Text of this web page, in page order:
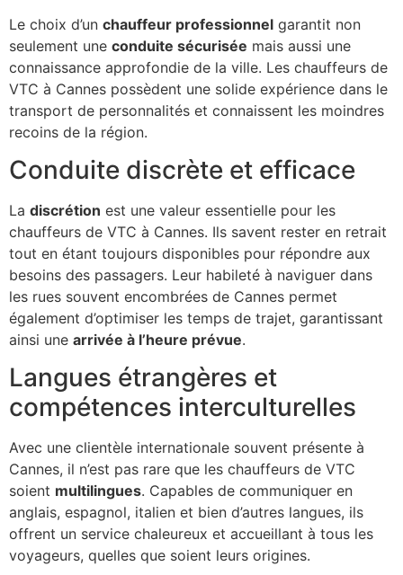
Le choix d’un chauffeur professionnel garantit non
seulement une conduite sécurisée mais aussi une
connaissance approfondie de la ville. Les chauffeurs de
VTC à Cannes possèdent une solide expérience dans le
transport de personnalités et connaissent les moindres
recoins de la région.
Conduite discrète et efficace
La discrétion est une valeur essentielle pour les
chauffeurs de VTC à Cannes. Ils savent rester en retrait
tout en étant toujours disponibles pour répondre aux
besoins des passagers. Leur habileté à naviguer dans
les rues souvent encombrées de Cannes permet
également d’optimiser les temps de trajet, garantissant
ainsi une arrivée à l’heure prévue.
Langues étrangères et
compétences interculturelles
Avec une clientèle internationale souvent présente à
Cannes, il n’est pas rare que les chauffeurs de VTC
soient multilingues. Capables de communiquer en
anglais, espagnol, italien et bien d’autres langues, ils
offrent un service chaleureux et accueillant à tous les
voyageurs, quelles que soient leurs origines.